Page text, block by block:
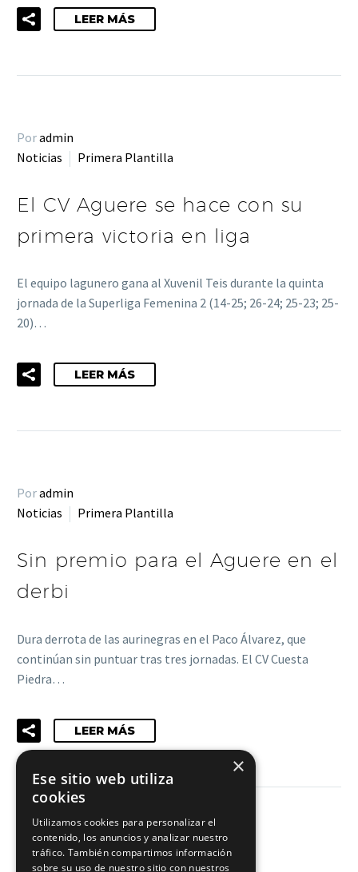
LEER MÁS
Poradmin
Noticias
Primera Plantilla
El CV Aguere se hace con su
primera victoria en liga
El equipo lagunero gana al Xuvenil Teis durante la quinta
jornada de la Superliga Femenina 2 (14-25; 26-24; 25-23; 25-
20)…
LEER MÁS
Poradmin
Noticias
Primera Plantilla
Sin premio para el Aguere en el
derbi
Dura derrota de las aurinegras en el Paco Álvarez, que
continúan sin puntuar tras tres jornadas. El CV Cuesta
Piedra…
LEER MÁS
… 13 14
×
Ese sitio web utiliza
cookies
Utilizamos cookies para personalizar el
contenido, los anuncios y analizar nuestro
tráfico. También compartimos información
sobre su uso de nuestro sitio con nuestros